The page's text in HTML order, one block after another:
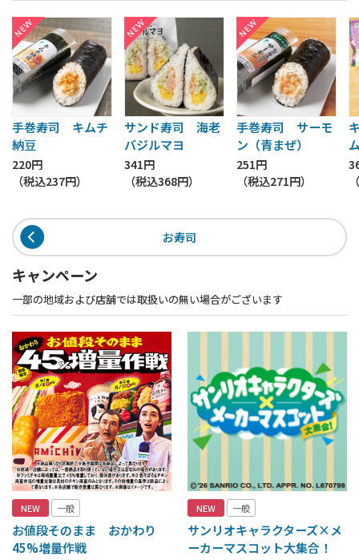
手巻寿司 キムチ
納豆
220円
（税込237円）
サンド寿司 海老
バジルマヨ
341円
（税込368円）
手巻寿司 サーモ
ン（青まぜ）
251円
（税込271円）
お寿司
キャンペーン
一部の地域および店舗では取扱いの無い場合がございます
NEW 一般
お値段そのまま おかわり
45%増量作戦
NEW 一般
サンリオキャラクターズ×メ
ーカーマスコット大集合！